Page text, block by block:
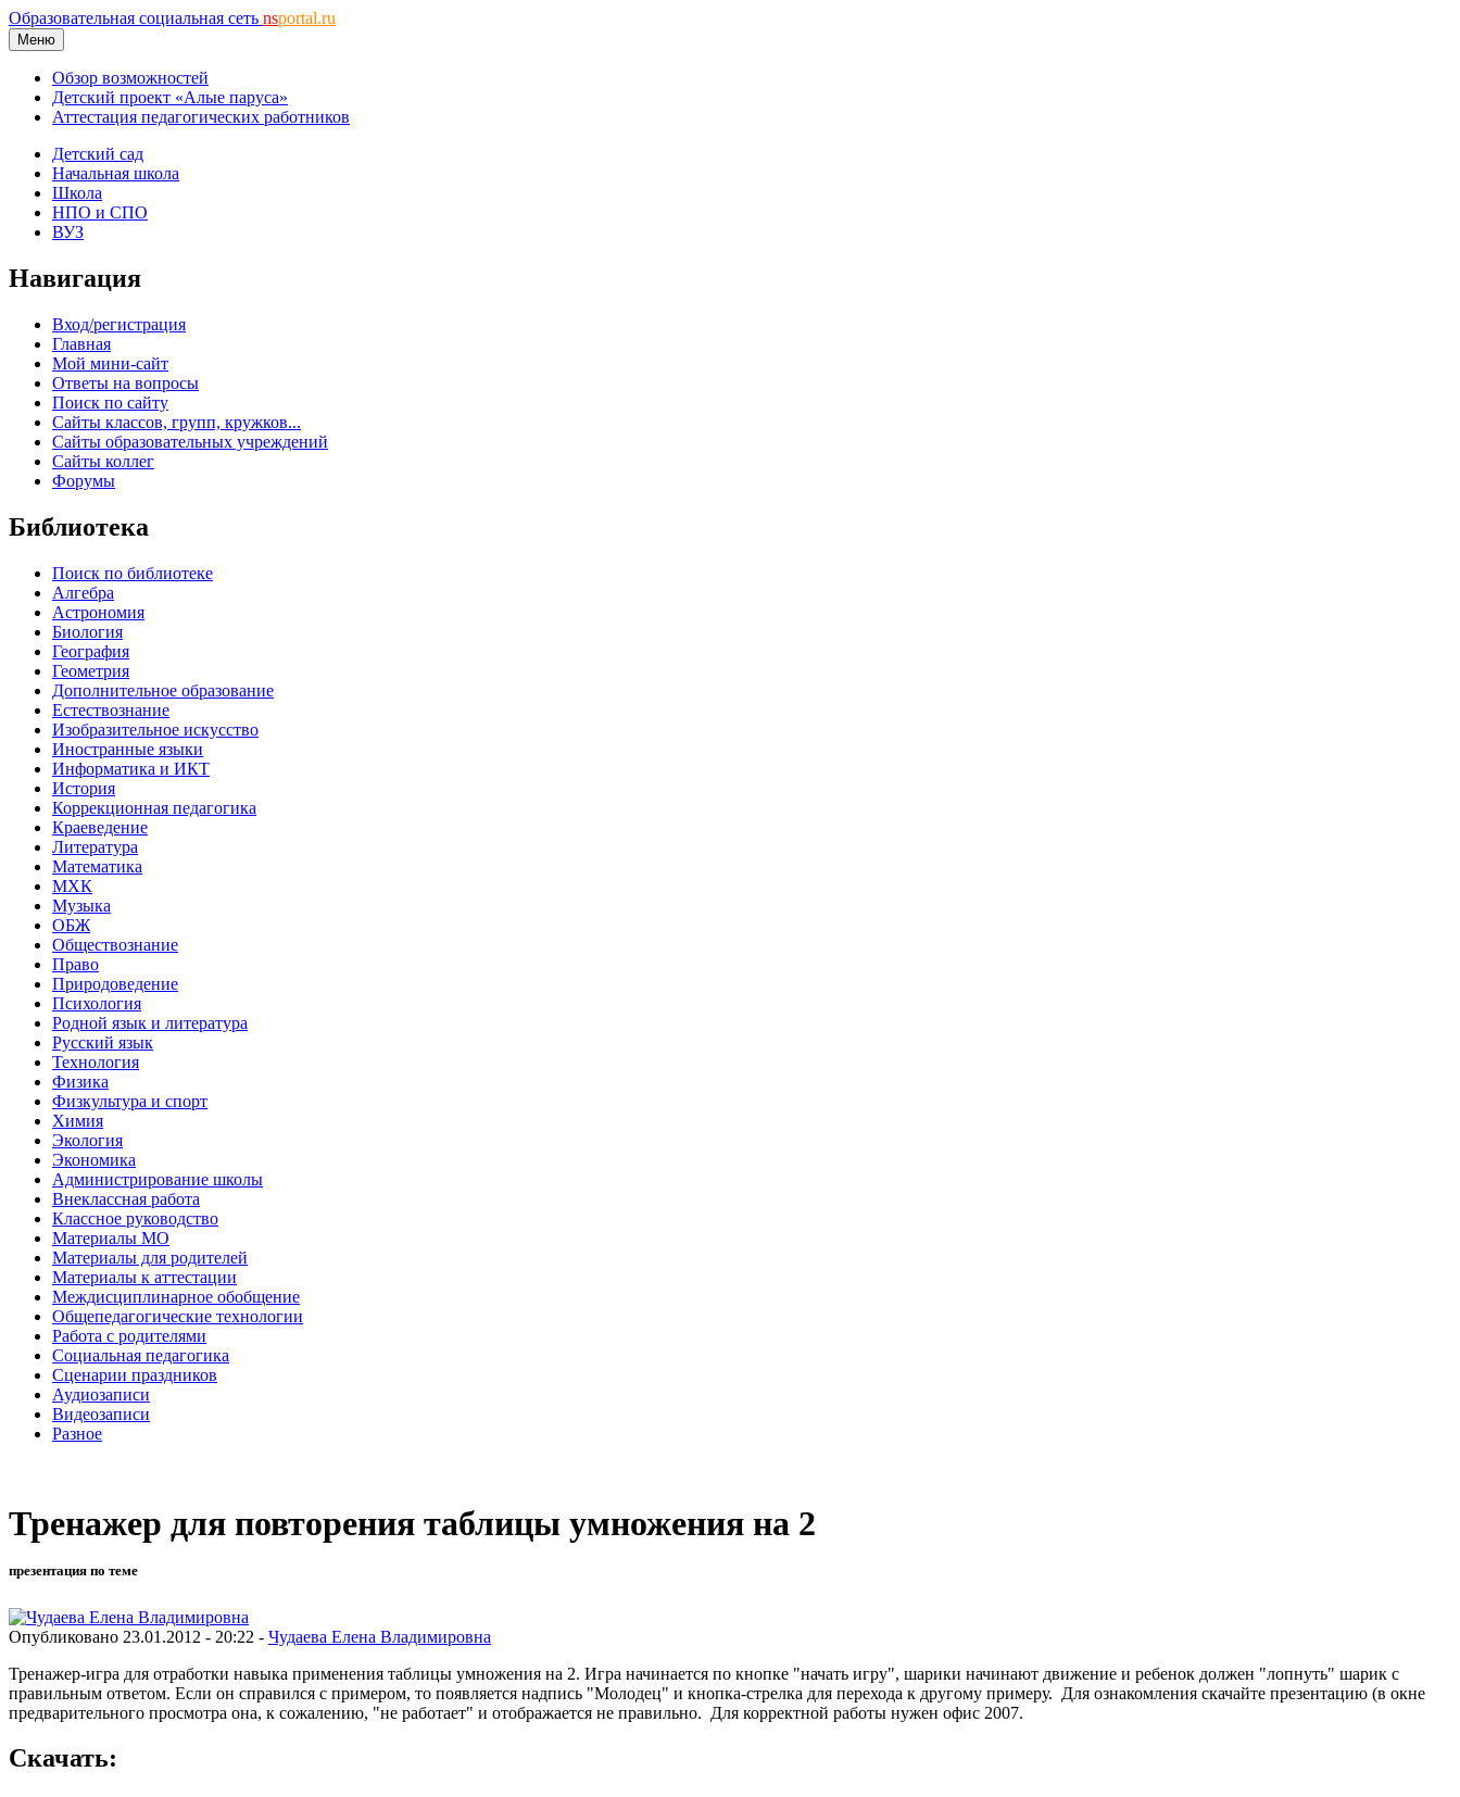
Образовательная социальная сеть nsportal.ru
Меню
Обзор возможностей
Детский проект «Алые паруса»
Аттестация педагогических работников
Детский сад
Начальная школа
Школа
НПО и СПО
ВУЗ
Навигация
Вход/регистрация
Главная
Мой мини-сайт
Ответы на вопросы
Поиск по сайту
Сайты классов, групп, кружков...
Сайты образовательных учреждений
Сайты коллег
Форумы
Библиотека
Поиск по библиотеке
Алгебра
Астрономия
Биология
География
Геометрия
Дополнительное образование
Естествознание
Изобразительное искусство
Иностранные языки
Информатика и ИКТ
История
Коррекционная педагогика
Краеведение
Литература
Математика
МХК
Музыка
ОБЖ
Обществознание
Право
Природоведение
Психология
Родной язык и литература
Русский язык
Технология
Физика
Физкультура и спорт
Химия
Экология
Экономика
Администрирование школы
Внеклассная работа
Классное руководство
Материалы МО
Материалы для родителей
Материалы к аттестации
Междисциплинарное обобщение
Общепедагогические технологии
Работа с родителями
Социальная педагогика
Сценарии праздников
Аудиозаписи
Видеозаписи
Разное
Тренажер для повторения таблицы умножения на 2
презентация по теме
Опубликовано 23.01.2012 - 20:22 - Чудаева Елена Владимировна
Тренажер-игра для отработки навыка применения таблицы умножения на 2. Игра начинается по кнопке "начать игру", шарики начинают движение и ребенок должен "лопнуть" шарик с
правильным ответом. Если он справился с примером, то появляется надпись "Молодец" и кнопка-стрелка для перехода к другому примеру. Для ознакомления скачайте презентацию (в окне
предварительного просмотра она, к сожалению, "не работает" и отображается не правильно. Для корректной работы нужен офис 2007.
Скачать: